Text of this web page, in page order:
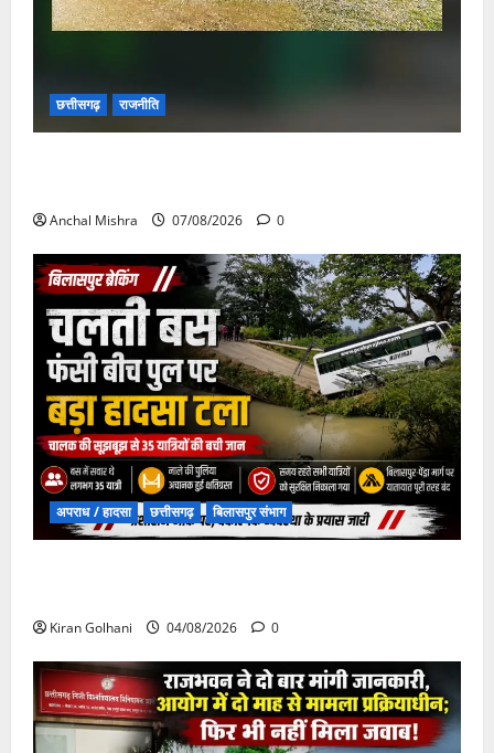
छत्तीसगढ़ राजनीति
Anchal Mishra 07/08/2026 0
अपराध / हादसा छत्तीसगढ़ बिलासपुर संभाग
Kiran Golhani 04/08/2026 0